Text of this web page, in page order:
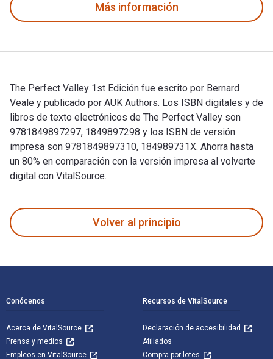
Más información
The Perfect Valley 1st Edición fue escrito por Bernard
Veale y publicado por AUK Authors. Los ISBN digitales y de
libros de texto electrónicos de The Perfect Valley son
9781849897297, 1849897298 y los ISBN de versión
impresa son 9781849897310, 184989731X. Ahorra hasta
un 80% en comparación con la versión impresa al volverte
digital con VitalSource.
Volver al principio
Conócenos
Acerca de VitalSource
Prensa y medios
Empleos en VitalSource
Recursos de VitalSource
Declaración de accesibilidad
Afiliados
Compra por lotes